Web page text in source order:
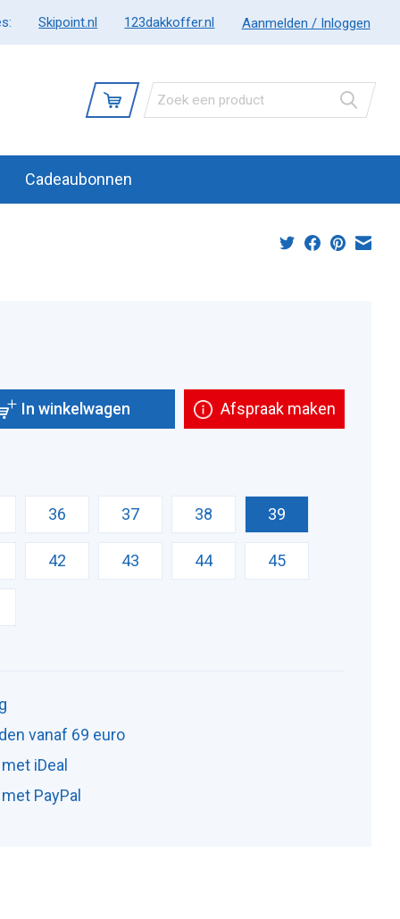
Skipoint.nl 123dakkoffer.nl Aanmelden / Inloggen
Cadeaubonnen
In winkelwagen Afspraak maken
36 37 38 39
42 43 44 45
vanaf 69 euro
iDeal
PayPal